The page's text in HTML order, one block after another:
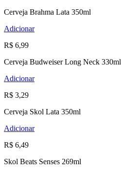
Cerveja Brahma Lata 350ml
Adicionar
R$ 6,99
Cerveja Budweiser Long Neck 330ml
Adicionar
R$ 3,29
Cerveja Skol Lata 350ml
Adicionar
R$ 6,49
Skol Beats Senses 269ml